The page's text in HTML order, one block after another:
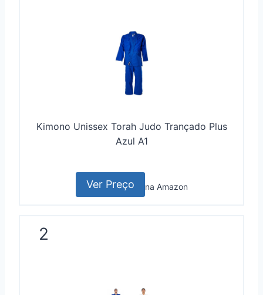
Kimono Unissex Torah Judo Trançado Plus
Azul A1
Ver Preço na Amazon
2